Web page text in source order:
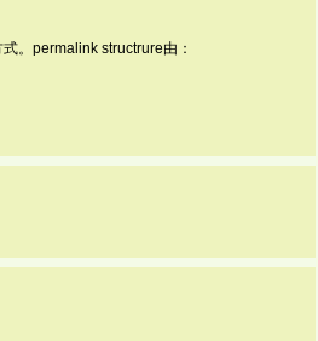
。permalink structrure由：